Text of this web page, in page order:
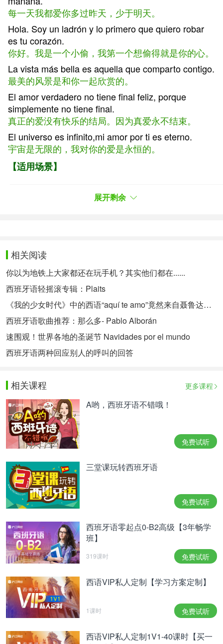
每一天我都爱你多过昨天，少于明天。
Hola. Soy un ladrón y lo primero que quiero robar
es tu corazón.
你好。我是一个小偷，我第一个想偷得就是你的心。
La vista más bella es aquella que comparto contigo.
最美的风景是和你一起欣赏的。
El amor verdadero no tiene final feliz, porque
simplemente no tiene final.
真正的爱没有快乐的结局。因为真爱永不结束。
El universo es infinito,mi amor por ti es eterno.
宇宙是无限的，我对你的爱是永恒的。
【适用场景】
说出如此一段话就会显得非常厉害、高级。但是如果
请勿轻易模仿篇：
-Soy un santo.
－其实我是一个神。
-¿Ah sí?
－啊，是吗？
-Puedo darte un beso sin tocar los labios. (le da un
beso a los labios)
－我能给人一个吻，不碰到嘴唇。（在女孩的双唇上
留下一个吻）
-Ay, no me ha salido bien.
【适用场景】
如果你们的关系已经非常好了，这一定是锦上添花一
招呀！
然而……
想拿它来表白，如果你不是金城武、吴彦祖的颜，或
者对你们的关系没有十足的把握，那就只好adiós
了。
西班牙语的告白是不是特别美？快来西班牙语世界感
受更多的语言魅力吧！
课程学完学费全返！>>>
展开剩余
相关阅读
你以为地铁上大家都还在玩手机？其实他们都在......
西班牙语轻摇滚专辑：Plaits
《我的少女时代》中的西语“aquí te amo”竟然来自聂鲁达的诗歌
西班牙语歌曲推荐：那么多- Pablo Alborán
速围观！世界各地的圣诞节 Navidades por el mundo
西班牙语两种回应别人的呼叫的回答
相关课程 更多课程
A哟，西班牙语不错哦！
免费试听
三堂课玩转西班牙语
免费试听
西班牙语零起点0-B2高级【3年畅学
班】
319课时 免费试听
西语VIP私人定制【学习方案定制】
1课时 免费试听
西语VIP私人定制1V1-40课时【买一